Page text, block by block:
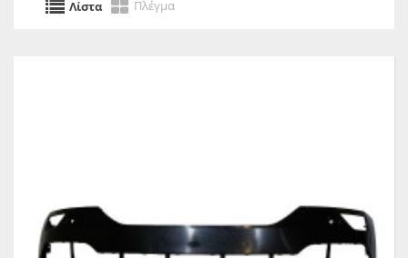
Λίστα Πλέγμα